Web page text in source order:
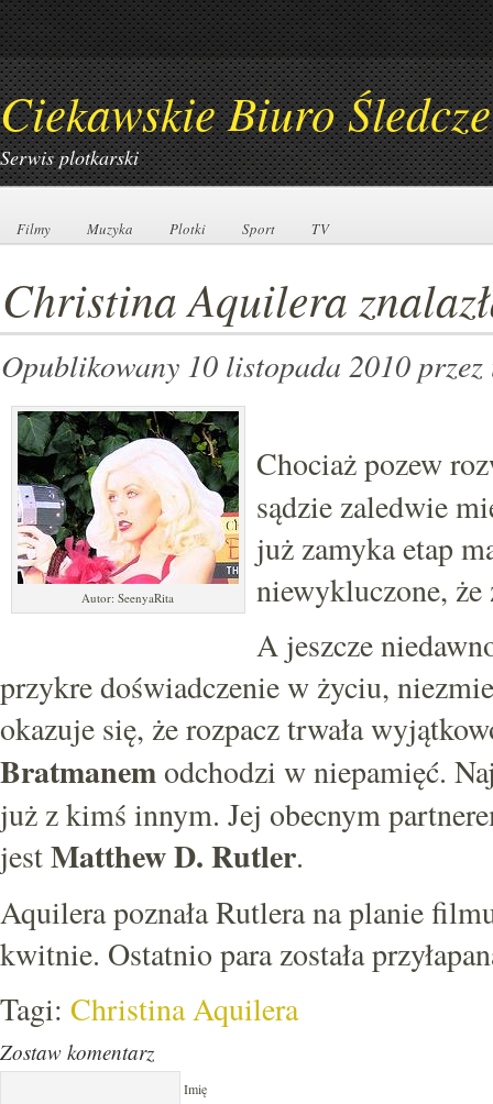
Ciekawskie Biuro Śledcze
Serwis plotkarski
Filmy
Filmy Muzyka
Muzyka Plotki
Plotki Sport
Sport TV
TV
Christina Aquilera
Opublikowany 10 listopada 2010
Autor: SeenyaRita
Chociaż pozew
sądzie zaledwie
już zamyka etap
niewykluczone,
A jeszcze
przykre doświadczenie w życiu,
okazuje się, że rozpacz trwała
Bratmanemodchodzi w niepamięć.
już z kimś innym. Jej obecnym
jestMatthew D. Rutler.
Aquilera poznała Rutlera na planie
kwitnie. Ostatnio para została
Tagi: Christina Aquilera
Zostaw komentarz
Imię